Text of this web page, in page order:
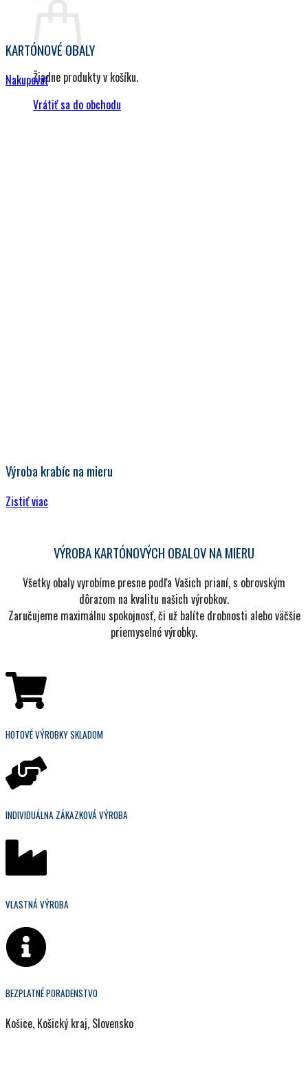
Žiadne produkty v košíku.
Vrátiť sa do obchodu
KARTÓNOVÉ OBALY
Nakupovať
Výroba krabíc na mieru
Zistiť viac
VÝROBA KARTÓNOVÝCH OBALOV NA MIERU
Všetky obaly vyrobíme presne podľa Vašich prianí, s obrovským
dôrazom na kvalitu našich výrobkov.
Zaručujeme maximálnu spokojnosť, či už balíte drobnosti alebo väčšie
priemyselné výrobky.
HOTOVÉ VÝROBKY SKLADOM
INDIVIDUÁLNA ZÁKAZKOVÁ VÝROBA
VLASTNÁ VÝROBA
BEZPLATNÉ PORADENSTVO
Košice, Košický kraj, Slovensko